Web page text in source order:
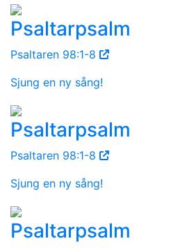
Psaltarpsalm
Psaltaren 98:1-8
Sjung en ny sång!
Psaltarpsalm
Psaltaren 98:1-8
Sjung en ny sång!
Psaltarpsalm